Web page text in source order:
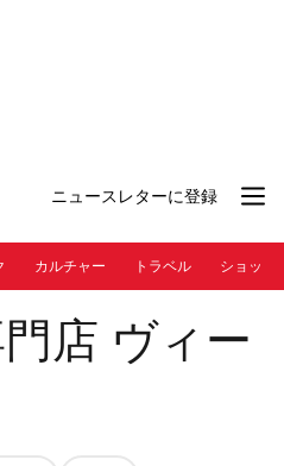
ニュースレターに登録
カルチャー トラベル ショッピ
店 ヴィー